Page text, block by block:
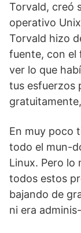
Torvald, creó
operativo
Torvald hizo
fuente, con el
ver lo que
tus esfuerzos
En muy poco
todo el mun-
Linux. Pero lo
todos estos
bajando de
ni era